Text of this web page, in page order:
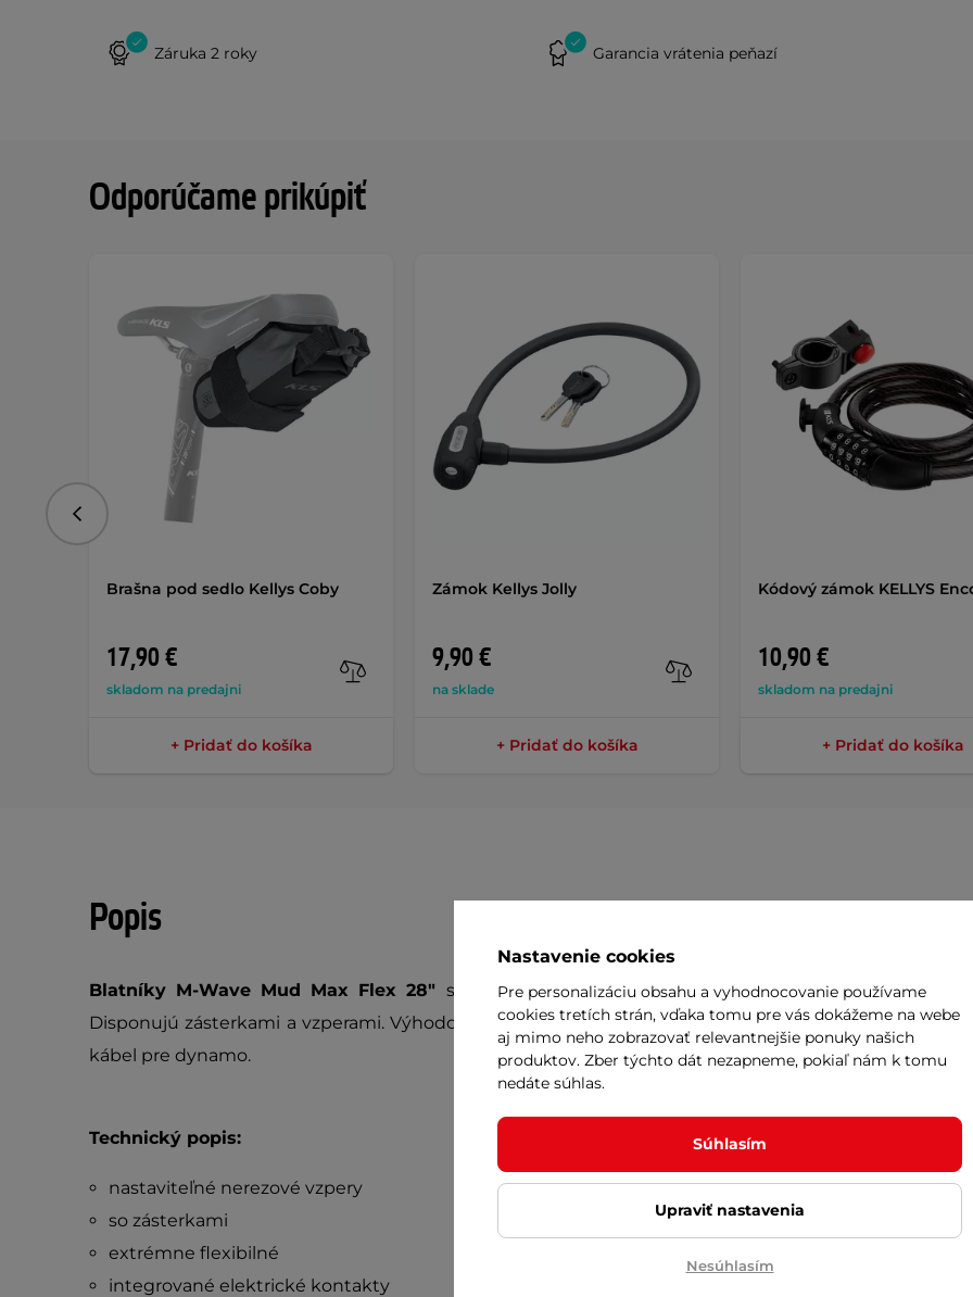
Záruka 2 roky Garancia vrátenia peňazí
Odporúčame prikúpiť
Brašna pod sedlo Kellys Coby
17,90 €
skladom na predajni
+ Pridať do košíka
Zámok Kellys Jolly
9,90 €
na sklade
+ Pridať do košíka
Kódový zámok KELLYS
10,90 €
skladom na predajni
+ Pridať do košíka
Predchádzajúce
Popis
Blatníky M-Wave Mud Max Flex 28" sú extrémne ohybné blatníky na bicykel.
Disponujú zásterkami a vzperami. Výhodou sú aj zabudované elektrické kontakty a
kábel pre dynamo.
Technický popis:
nastaviteľné nerezové vzpery
so zásterkami
extrémne flexibilné
integrované elektrické kontakty
Pre veľkosť
Umiestnenie
Vaša
Nastavenie cookies
Pre personalizáciu obsahu a vyhodnocovanie používame
cookies tretích strán, vďaka tomu pre vás dokážeme na webe
aj mimo neho zobrazovať relevantnejšie ponuky našich
produktov. Zber týchto dát nezapneme, pokiaľ nám k tomu
nedáte súhlas.
Súhlasím
Upraviť nastavenia
Nesúhlasím